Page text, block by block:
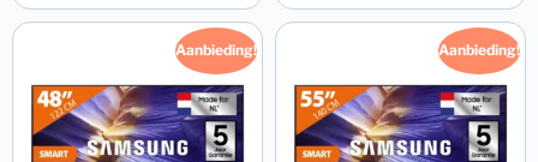
Aanbieding! Aanbieding!